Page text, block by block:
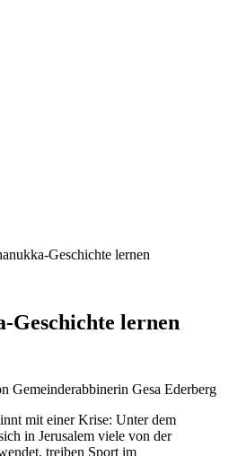
Geschichte lernen
Geschichte lernen
Gemeinderabbinerin Gesa Ederberg
mit einer Krise: Unter dem
in Jerusalem viele von der
treiben Sport im